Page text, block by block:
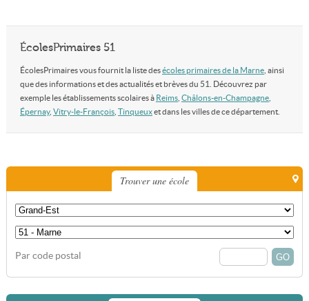
ÉcolesPrimaires 51
ÉcolesPrimaires vous fournit la liste desécoles primaires de la Marne, ainsi
que des informations et des actualités et brèves du 51. Découvrez par
exemple les établissements scolaires à Reims, Châlons-en-Champagne,
Épernay, Vitry-le-François, Tinqueuxet dans les villes de ce département.
Trouver une école
Par code postal